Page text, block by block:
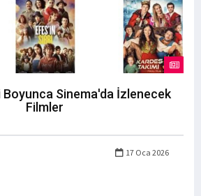
Sinema'da İzlenecek
Filmler
17 Oca 2026